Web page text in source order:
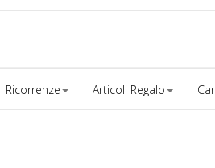
Ricorrenze Articoli Regalo